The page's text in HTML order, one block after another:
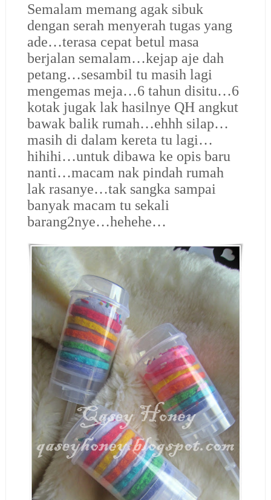
Semalam memang agak sibuk
dengan serah menyerah tugas yang
ade…terasa cepat betul masa
berjalan semalam…kejap aje dah
petang…sesambil tu masih lagi
mengemas meja…6 tahun disitu…6
kotak jugak lak hasilnye QH angkut
bawak balik rumah…ehhh silap…
masih di dalam kereta tu lagi…
hihihi…untuk dibawa ke opis baru
nanti…macam nak pindah rumah
lak rasanye…tak sangka sampai
banyak macam tu sekali
barang2nye…hehehe…